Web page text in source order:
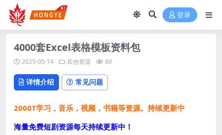
登录
4000套Excel表格模板资料包
2025-05-14 其他资源 80
详情介绍 常见问题
2000T学习，音乐，视频，书籍等资源。持续更新中
海量免费短剧资源每天持续更新中！